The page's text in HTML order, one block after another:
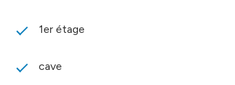
1er étage
cave